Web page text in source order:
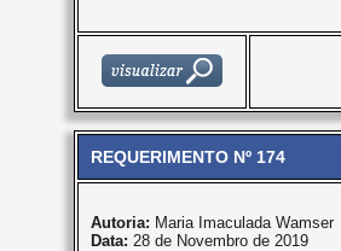
REQUERIMENTO Nº 174
Autoria: Maria Imaculada Wamser
Data: 28 de Novembro de 2019